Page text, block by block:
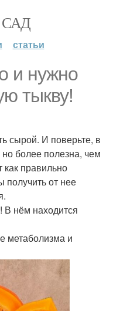
статьи
и нужно
тыкву!
сырой. И поверьте, в
более полезна, чем
правильно
получить от нее
нём находится
метаболизма и